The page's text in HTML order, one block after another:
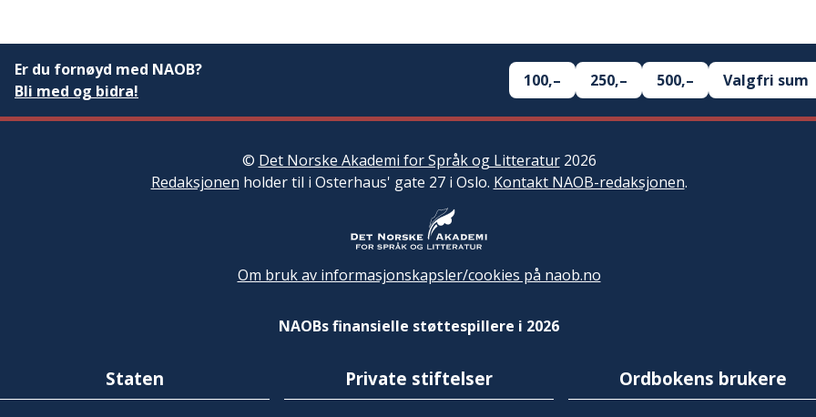
Er du fornøyd med NAOB?
Bli med og bidra!
100,– 250,– 500,– Valgfri sum
© Det Norske Akademi for Språk og Litteratur2026
Redaksjonen holder til i Osterhaus' gate 27 i Oslo. Kontakt NAOB-redaksjonen.
Om bruk av informasjonskapsler/cookies på naob.no
NAOBs finansielle støttespillere i 2026
Staten Private stiftelser Ordbokens brukere